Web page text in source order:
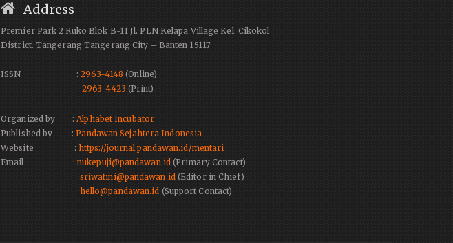
Address
Premier Park 2 Ruko Blok B-11 Jl. PLN Kelapa Village Kel. Cikokol
District. Tangerang Tangerang City – Banten 15117
ISSN :2963-4148 (Online)
2963-4423 (Print)
Organized by :Alphabet Incubator
Published by :Pandawan Sejahtera Indonesia
Website : https://journal.pandawan.id/mentari
Email : nukepuji@pandawan.id (Primary Contact)
sriwatini@pandawan.id(Editor in Chief)
hello@pandawan.id (Support Contact)